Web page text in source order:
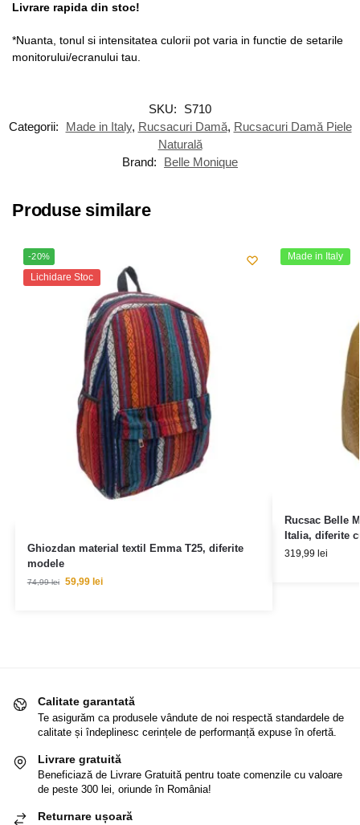
Livrare rapida din stoc!
*Nuanta, tonul si intensitatea culorii pot varia in functie de setarile
monitorului/ecranului tau.
SKU:
S710
Categorii:
Made in Italy, Rucsacuri Damă, Rucsacuri Damă Piele
Naturală
Brand:
Belle Monique
Produse similare
-20%
Lichidare Stoc
Ghiozdan material textil Emma T25, diferite
modele
74,99lei 59,99 lei
Made in Italy
Rucsac Belle
Italia, diferite
319,99 lei
Calitate garantată
Te asigurăm ca produsele vândute de noi respectă standardele de
calitate și îndeplinesc cerințele de performanță expuse în ofertă.
Livrare gratuită
Beneficiază de Livrare Gratuită pentru toate comenzile cu valoare
de peste 300 lei, oriunde în România!
Returnare ușoară